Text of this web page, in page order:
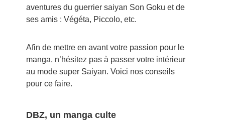
aventures du guerrier saiyan Son Goku et de
ses amis : Végéta, Piccolo, etc.
Afin de mettre en avant votre passion pour le
manga, n’hésitez pas à passer votre intérieur
au mode super Saiyan. Voici nos conseils
pour ce faire.
DBZ, un manga culte